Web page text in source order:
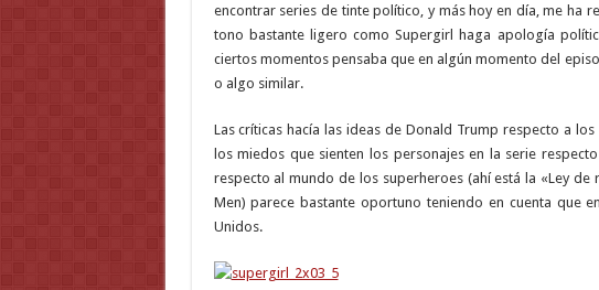
encontrar series de tinte político, y más hoy en día, me ha
tono bastante ligero como Supergirl haga apología
ciertos momentos pensaba que en algún momento del
o algo similar.
Las críticas hacía las ideas de Donald Trump respecto a
los miedos que sienten los personajes en la serie
respecto al mundo de los superheroes (ahí está la «Ley de
Men) parece bastante oportuno teniendo en cuenta que
Unidos.